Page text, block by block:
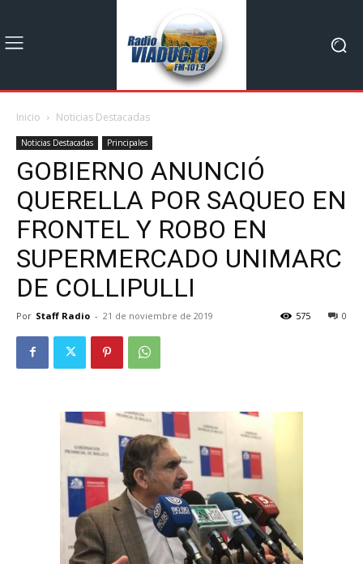
Inicio Noticias Destacadas
Noticias Destacadas Principales
GOBIERNO ANUNCIÓ
QUERELLA POR SAQUEO EN
FRONTEL Y ROBO EN
SUPERMERCADO UNIMARC
DE COLLIPULLI
Por Staff Radio - 21 de noviembre de 2019 0
575